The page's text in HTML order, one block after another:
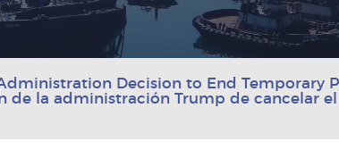
Decision to End Temporary
de la administración Trump de cancelar